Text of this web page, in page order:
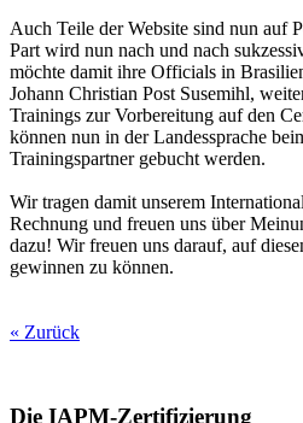
Auch Teile der Website sind nun auf
Part wird nun nach und nach
möchte damit ihre Officials in
Johann Christian Post Susemihl,
Trainings zur Vorbereitung auf den
können nun in der Landessprache
Trainingspartner gebucht werden.
Wir tragen damit unserem
Rechnung und freuen uns über
dazu! Wir freuen uns darauf, auf
gewinnen zu können.
« Zurück
Die IAPM-Zertifizierung